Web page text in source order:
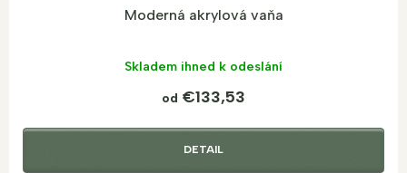
Moderná akrylová vaňa
Skladem ihned k odeslání
od €133,53
DETAIL